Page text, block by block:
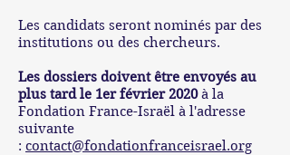
Les candidats seront nominés par des
institutions ou des chercheurs.
Les dossiers doivent être envoyés au
plus tard le 1er février 2020à la
Fondation France-Israël à l'adresse
suivante
: contact@fondationfranceisrael.org